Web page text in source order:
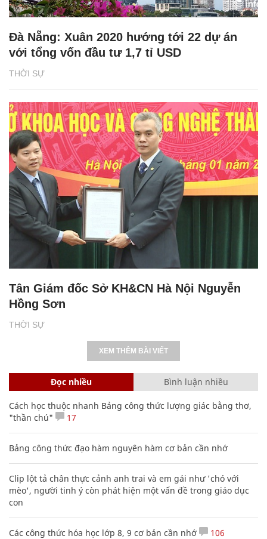
THỜI SỰ
Đà Nẵng: Xuân 2020 hướng tới 22 dự án
với tổng vốn đầu tư 1,7 tỉ USD
THỜI SỰ
Tân Giám đốc Sở KH&CN Hà Nội Nguyễn
Hồng Sơn
XEM THÊM BÀI VIẾT
Đọc nhiều Bình luận nhiều
Cách học thuộc nhanh Bảng công thức lượng giác bằng thơ,
"thần chú"
17
Bảng công thức đạo hàm nguyên hàm cơ bản cần nhớ
Clip lột tả chân thực cảnh anh trai và em gái như 'chó với
mèo', người tinh ý còn phát hiện một vấn đề trong giáo dục
con
Các công thức hóa học lớp 8, 9 cơ bản cần nhớ 106